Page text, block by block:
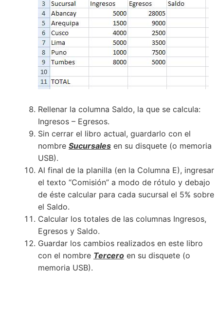
Rellenar la columna Saldo, la que se calcula:
Ingresos – Egresos.
Sin cerrar el libro actual, guardarlo con el
nombre Sucursales en su disquete (o memoria
USB).
Al final de la planilla (en la Columna E), ingresar
el texto “Comisión” a modo de rótulo y debajo
de éste calcular para cada sucursal el 5% sobre
el Saldo.
Calcular los totales de las columnas Ingresos,
Egresos y Saldo.
Guardar los cambios realizados en este libro
con el nombre Tercero en su disquete (o
memoria USB).